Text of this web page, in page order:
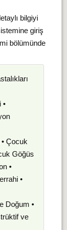
bilgiyi
giriş
bölümünde
•
Çocuk
Göğüs
•
•
Doğum •
ve